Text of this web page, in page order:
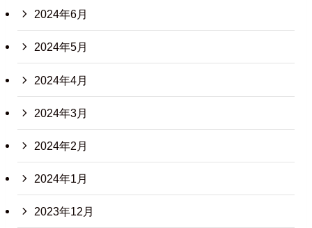
2024年6月
2024年5月
2024年4月
2024年3月
2024年2月
2024年1月
2023年12月